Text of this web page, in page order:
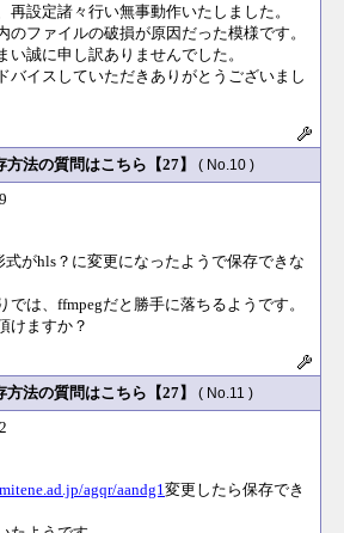
再設定諸々行い無事動作いたしました。
のファイルの破損が原因だった模様です。
い誠に申し訳ありませんでした。
バイスしていただきありがとうございまし
法の質問はこちら【27】 ( No.10 )
式がhls？に変更になったようで保存できな
では、ffmpegだと勝手に落ちるようです。
けますか？
法の質問はこちら【27】 ( No.11 )
agqr/aandg1変更したら保存でき